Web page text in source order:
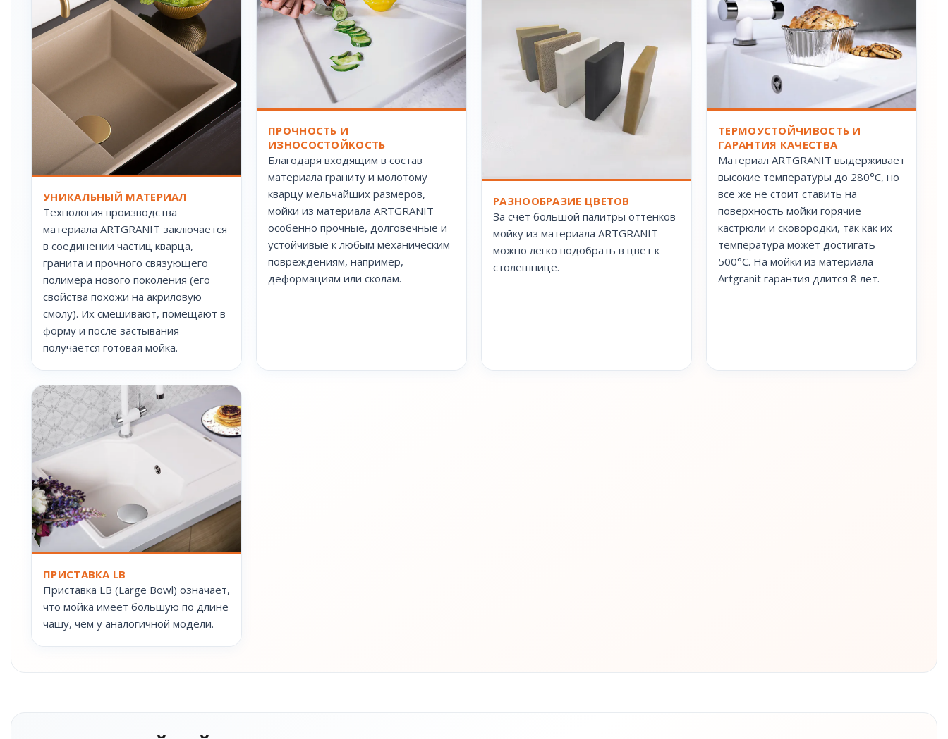
УНИКАЛЬНЫЙ МАТЕРИАЛ
Технология производства
материала ARTGRANIT заключается
в соединении частиц кварца,
гранита и прочного связующего
полимера нового поколения (его
свойства похожи на акриловую
смолу). Их смешивают, помещают в
форму и после застывания
получается готовая мойка.
ПРОЧНОСТЬ И
ИЗНОСОСТОЙКОСТЬ
Благодаря входящим в состав
материала граниту и молотому
кварцу мельчайших размеров,
мойки из материала ARTGRANIT
особенно прочные, долговечные и
устойчивые к любым механическим
повреждениям, например,
деформациям или сколам.
РАЗНООБРАЗИЕ ЦВЕТОВ
За счет большой палитры оттенков
мойку из материала ARTGRANIT
можно легко подобрать в цвет к
столешнице.
ТЕРМОУСТОЙЧИВОСТЬ И
ГАРАНТИЯ КАЧЕСТВА
Материал ARTGRANIT выдерживает
высокие температуры до 280°С, но
все же не стоит ставить на
поверхность мойки горячие
кастрюли и сковородки, так как их
температура может достигать
500°С. На мойки из материала
Artgranit гарантия длится 8 лет.
ПРИСТАВКА LB
Приставка LB (Large Bowl) означает,
что мойка имеет большую по длине
чашу, чем у аналогичной модели.